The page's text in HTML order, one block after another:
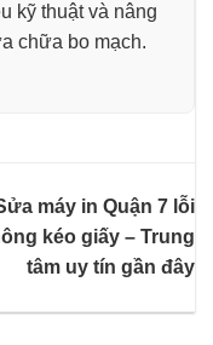
kỹ thuật và nâng
chữa bo mạch.
máy in Quận 7 lỗi
kéo giấy – Trung
tâm uy tín gần đây